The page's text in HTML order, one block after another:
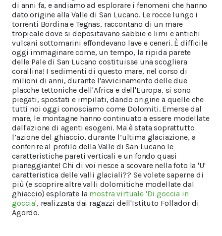
di anni fa, e andiamo ad esplorare i fenomeni che hanno
dato origine alla Valle di San Lucano. Le rocce lungo i
torrenti Bordina e Tegnas, raccontano di un mare
tropicale dove si depositavano sabbie e limi e antichi
vulcani sottomarini effondevano lave e ceneri. È difficile
oggi immaginare come, un tempo, la ripida parete
delle Pale di San Lucano costituisse una scogliera
corallina! I sedimenti di questo mare, nel corso di
milioni di anni, durante l'avvicinamento delle due
placche tettoniche dell'Africa e dell'Europa, si sono
piegati, spostati e impilati, dando origine a quelle che
tutti noi oggi conosciamo come Dolomiti. Emerse dal
mare, le montagne hanno continuato a essere modellate
dall'azione di agenti esogeni. Ma è stata soprattutto
l’azione del ghiaccio, durante l’ultima glaciazione, a
conferire al profilo della Valle di San Lucano le
caratteristiche pareti verticali e un fondo quasi
pianeggiante! Chi di voi riesce a scovare nella foto la 'U'
caratteristica delle valli glaciali?? Se volete saperne di
più (e scoprire altre valli dolomitiche modellate dal
ghiaccio) esplorate la mostra virtuale 'Di goccia in
goccia', realizzata dai ragazzi dell'Istituto Follador di
Agordo.